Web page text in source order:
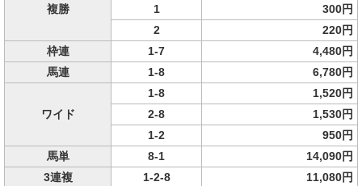
複勝
1
300円
2
220円
枠連
1-7
4,480円
馬連
1-8 6,780円
ワイド
1-8
1,520円
2-8
1,530円
1-2
950円
馬単
8-1
14,090円
3連複
1-2-8
11,080円